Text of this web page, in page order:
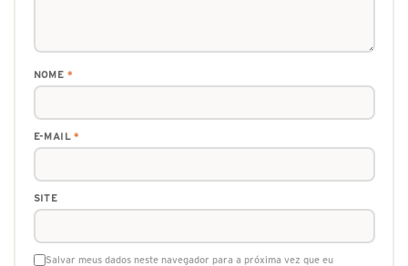
NOME *
E-MAIL*
SITE
Salvar meus dados neste navegador para a próxima vez que eu